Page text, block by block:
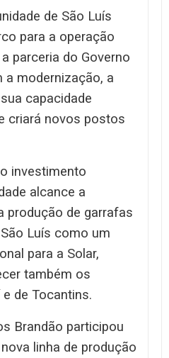
de São Luís
para a operação
parceria do Governo
a modernização, a
capacidade
criará novos postos
investimento
alcance a
produção de garrafas
Luís como um
para a Solar,
também os
de Tocantins.
Brandão participou
linha de produção